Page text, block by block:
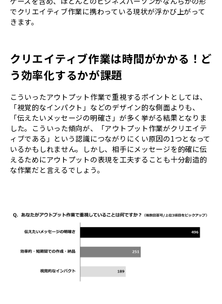
でクリエイティブ作業に携わっている現状が浮かび上がって
きます。
クリエイティブ作業は時間がかかる！ど
う効率化するかが課題
こういったアウトプット作業で重視するポイントとしては、
「視覚的なインパクト」などのデザイン的な側面よりも、
「伝えたいメッセージの明確さ」が多く挙がる結果となりま
した。こういった傾向が、「アウトプット作業がクリエイテ
ィブである」という認識につながりにくい原因の1つとなって
いるかもしれません。しかし、相手にメッセージを的確に伝
えるためにアウトプットの表現を工夫することも十分創造的
な作業だと言えるでしょう。